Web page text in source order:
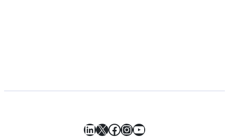
LinkedIn
X Facebook
Instagram
YouTube